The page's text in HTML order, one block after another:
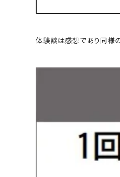
体験談は感想であり同様